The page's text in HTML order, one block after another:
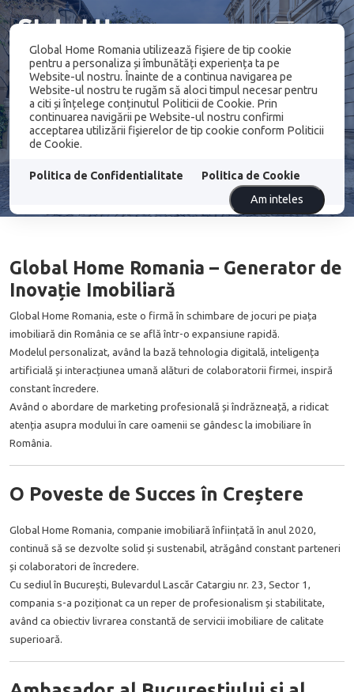
Global Home Romania utilizează fişiere de tip cookie
pentru a personaliza și îmbunătăți experiența ta pe
Website-ul nostru. Înainte de a continua navigarea pe
Website-ul nostru te rugăm să aloci timpul necesar pentru
a citi și înțelege conținutul Politicii de Cookie. Prin
continuarea navigării pe Website-ul nostru confirmi
acceptarea utilizării fişierelor de tip cookie conform Politicii
de Cookie.
Politica de Confidentialitate
Politica de Cookie
Am inteles
Misiunea Noastra
Global Home Romania – Generator de
Inovație Imobiliară
Global Home Romania, este o firmă în schimbare de jocuri pe piața
imobiliară din România ce se află într-o expansiune rapidă.
Modelul personalizat, având la bază tehnologia digitală, inteligența
artificială și interacțiunea umană alături de colaboratorii firmei, inspiră
constant încredere.
Având o abordare de marketing profesională și îndrăzneață, a ridicat
atenția asupra modului în care oamenii se gândesc la imobiliare în
România.
O Poveste de Succes în Creștere
Global Home Romania, companie imobiliară înființată în anul 2020,
continuă să se dezvolte solid și sustenabil, atrăgând constant parteneri
și colaboratori de încredere.
Cu sediul în București, Bulevardul Lascăr Catargiu nr. 23, Sector 1,
compania s-a poziționat ca un reper de profesionalism și stabilitate,
având ca obiectiv livrarea constantă de servicii imobiliare de calitate
superioară.